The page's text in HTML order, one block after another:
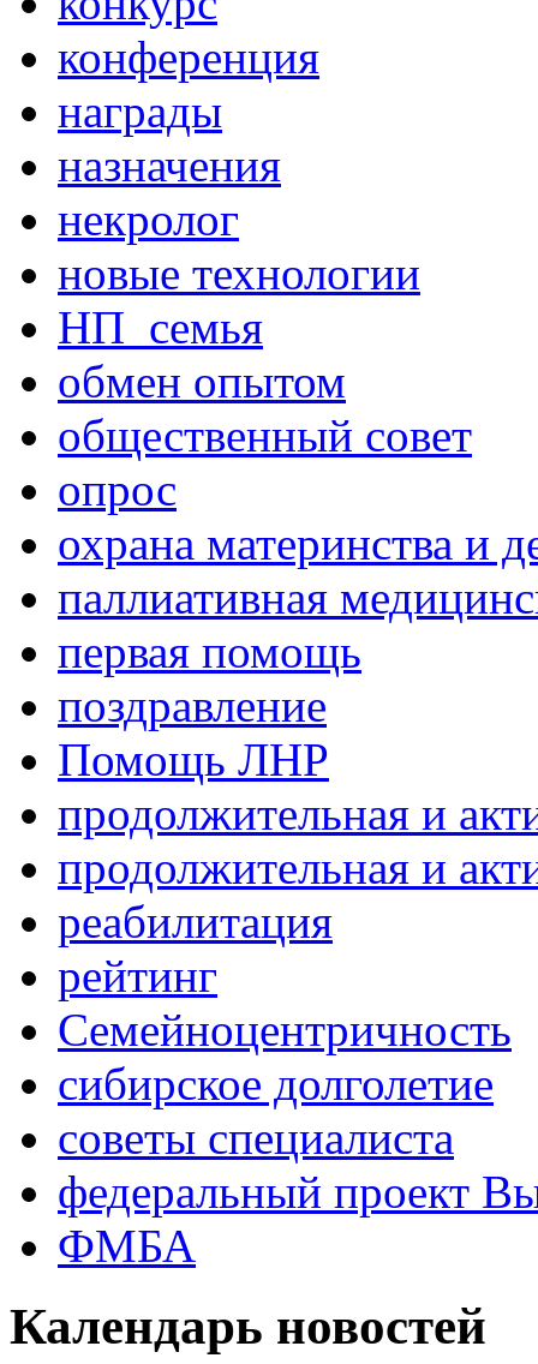
конференция
награды
назначения
некролог
новые технологии
НП_семья
обмен опытом
общественный совет
опрос
охрана материнства и
паллиативная
первая помощь
поздравление
Помощь ЛНР
продолжительная и
продолжительная и
реабилитация
рейтинг
Семейноцентричность
сибирское долголетие
советы специалиста
федеральный проект
ФМБА
Календарь новостей